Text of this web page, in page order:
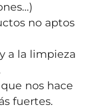
no aptos
a la limpieza
nos hace
fuertes.